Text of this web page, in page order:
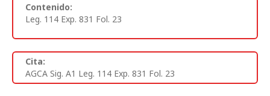
Contenido:
Leg. 114 Exp. 831 Fol. 23
Cita:
AGCA Sig. A1 Leg. 114 Exp. 831 Fol. 23